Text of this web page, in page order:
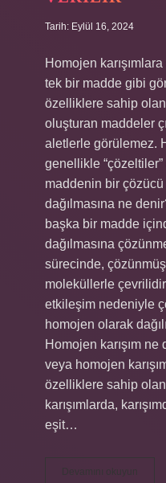
Tarih: Eylül 16, 2024
Homojen
tek bir madde gibi
özelliklere sahip olan
oluşturan maddeler
aletlerle görülemez.
genellikle “çözeltiler”
maddenin bir
dağılmasına ne
başka bir madde
dağılmasına
sürecinde,
moleküllerle
etkileşim nedeniyle
homojen olarak
Homojen karışım ne
veya homojen
özelliklere sahip olan
karışımlarda,
eşit…
Devamını okuyun